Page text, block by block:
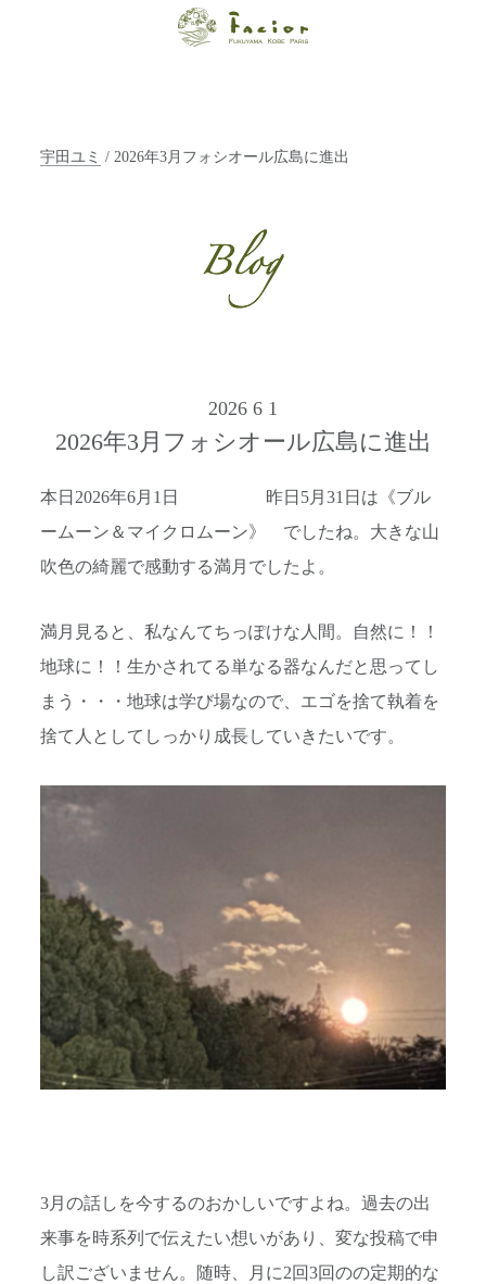
ン ファシオー
輝く美をトータ
ルでご提案しま
す。
宇田ユミ / 2026年3月フォシオール広島に進出
2026 6 1
2026年3月フォシオール広島に進出
本日2026年6月1日 昨日5月31日は《ブル
ームーン＆マイクロムーン》 でしたね。大きな山
吹色の綺麗で感動する満月でしたよ。
満月見ると、私なんてちっぽけな人間。自然に！！
地球に！！生かされてる単なる器なんだと思ってし
まう・・・地球は学び場なので、エゴを捨て執着を
捨て人としてしっかり成長していきたいです。
3月の話しを今するのおかしいですよね。過去の出
来事を時系列で伝えたい想いがあり、変な投稿で申
し訳ございません。随時、月に2回3回のの定期的な